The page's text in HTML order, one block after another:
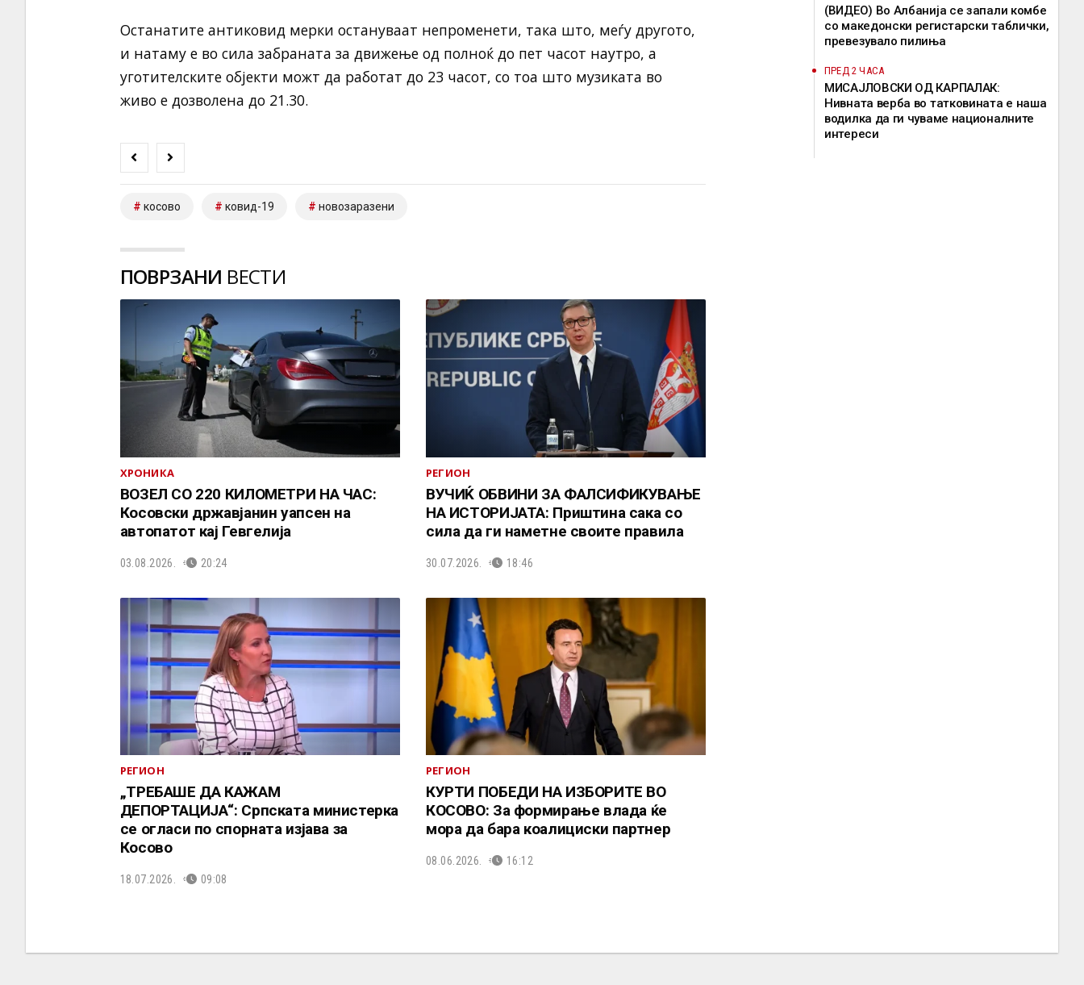
Останатите антиковид мерки остануваат непроменети, така што, меѓу другото,
и натаму е во сила забраната за движење од полноќ до пет часот наутро, а
уготителските објекти можт да работат до 23 часот, со тоа што музиката во
живо е дозволена до 21.30.
косово ковид-19 новозаразени
ПОВРЗАНИ ВЕСТИ
ХРОНИКА
ВОЗЕЛ СО 220 КИЛОМЕТРИ НА ЧАС:
Косовски државјанин уапсен на
автопатот кај Гевгелија
03.08.2026. 20:24
РЕГИОН
ВУЧИЌ ОБВИНИ ЗА ФАЛСИФИКУВАЊЕ
НА ИСТОРИЈАТА: Приштина сака со
сила да ги наметне своите правила
30.07.2026. 18:46
РЕГИОН
„ТРЕБАШЕ ДА КАЖАМ
ДЕПОРТАЦИЈА“: Српската министерка
се огласи по спорната изјава за
Косово
18.07.2026. 09:08
РЕГИОН
КУРТИ ПОБЕДИ НА ИЗБОРИТЕ ВО
КОСОВО: За формирање влада ќе
мора да бара коалициски партнер
08.06.2026. 16:12
(ВИДЕО) Во Албанија се запали комбе
со македонски регистарски таблички,
превезувало пилиња
ПРЕД 2 ЧАСА
МИСАЈЛОВСКИ ОД КАРПАЛАК:
Нивната верба во татковината е наша
водилка да ги чуваме националните
интереси